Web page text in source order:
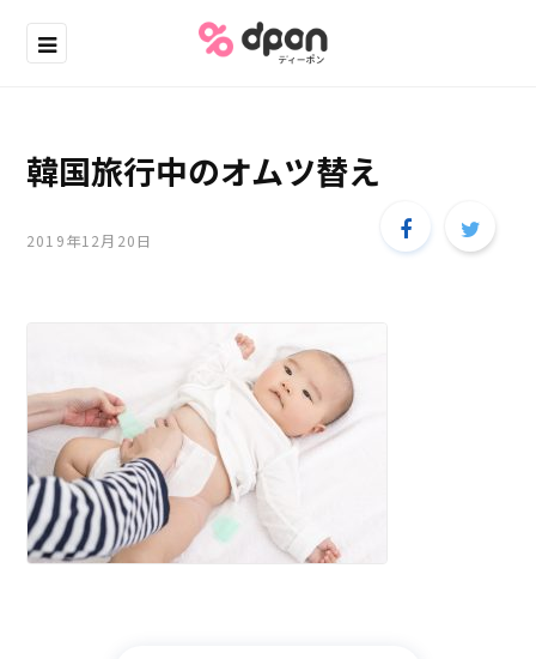
韓国旅行中のオムツ替え
2019年12月20日